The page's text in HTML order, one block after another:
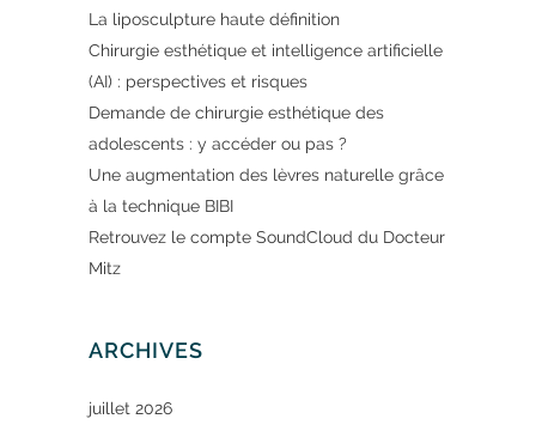
La liposculpture haute définition
Chirurgie esthétique et intelligence artificielle
(AI) : perspectives et risques
Demande de chirurgie esthétique des
adolescents : y accéder ou pas ?
Une augmentation des lèvres naturelle grâce
à la technique BIBI
Retrouvez le compte SoundCloud du Docteur
Mitz
ARCHIVES
juillet 2026